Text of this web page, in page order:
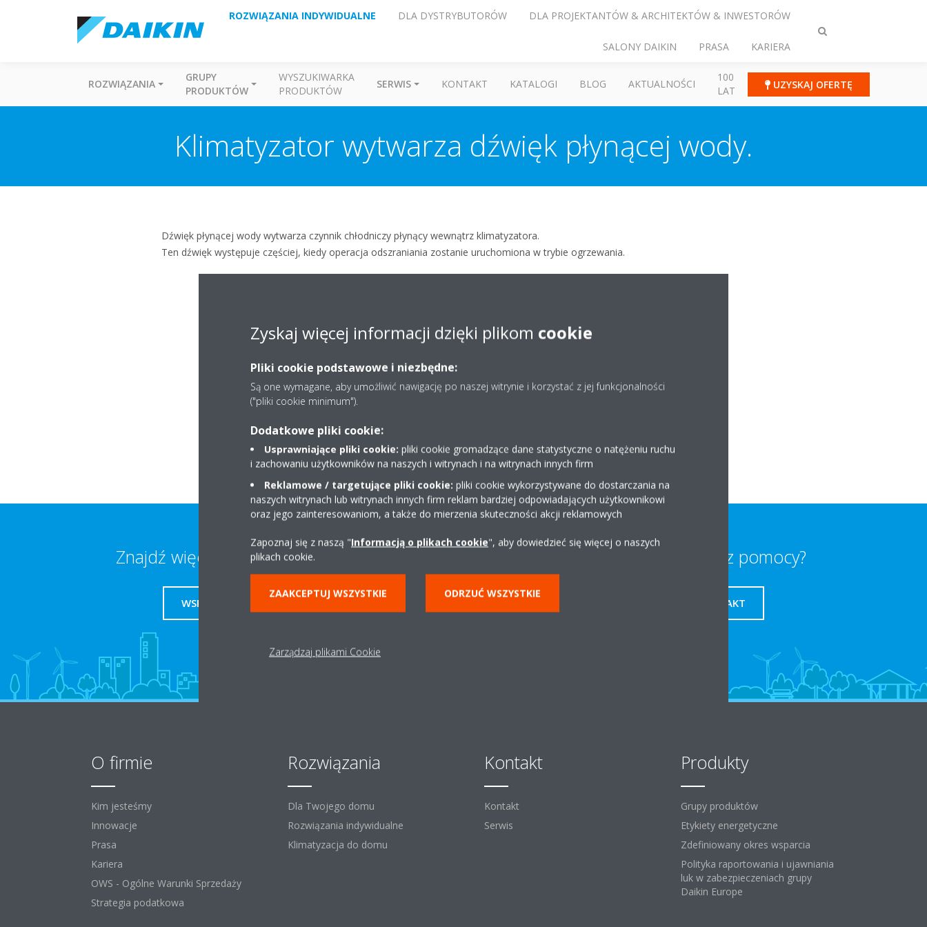
Przełącz
ROZWIĄZANIA INDYWIDUALNE DLA DYSTRYBUTORÓW DLA PROJEKTANTÓW & ARCHITEKTÓW & INWESTORÓW
SALONY DAIKIN PRASA KARIERA
ROZWIĄZANIA
GRUPY
PRODUKTÓW
WYSZUKIWARKA
PRODUKTÓW
SERWIS KONTAKT KATALOGI BLOG AKTUALNOŚCI
100
LAT
UZYSKAJ OFERTĘ
Klimatyzator wytwarza dźwięk płynącej wody.
Dźwięk płynącej wody wytwarza czynnik chłodniczy płynący wewnątrz klimatyzatora.
Ten dźwięk występuje częściej, kiedy operacja odszraniania zostanie uruchomiona w trybie ogrzewania.
Znajdź więcej informacji
WSPARCIE
Dystrybutor w okolicy Potrzebujesz pomocy?
KONTAKT
O firmie
Kim jesteśmy
Innowacje
Prasa
Kariera
OWS - Ogólne Warunki Sprzedaży
Strategia podatkowa
Rozwiązania
Dla Twojego domu
Rozwiązania indywidualne
Klimatyzacja do domu
Kontakt
Kontakt
Serwis
Produkty
Grupy produktów
Etykiety energetyczne
Zdefiniowany okres wsparcia
Polityka raportowania i ujawniania
luk w zabezpieczeniach grupy
Daikin Europe
Zyskaj więcej informacji dzięki plikom cookie
Pliki cookie podstawowe i niezbędne:
Są one wymagane, aby umożliwić nawigację po naszej witrynie i korzystać z jej funkcjonalności
("pliki cookie minimum").
Dodatkowe pliki cookie:
Usprawniające pliki cookie: pliki cookie gromadzące dane statystyczne o natężeniu ruchu
i zachowaniu użytkowników na naszych i witrynach i na witrynach innych firm
Reklamowe / targetujące pliki cookie: pliki cookie wykorzystywane do dostarczania na
naszych witrynach lub witrynach innych firm reklam bardziej odpowiadających użytkownikowi
oraz jego zainteresowaniom, a także do mierzenia skuteczności akcji reklamowych
Zapoznaj się z naszą "Informacją o plikach cookie", aby dowiedzieć się więcej o naszych
plikach cookie.
ZAAKCEPTUJ WSZYSTKIE ODRZUĆ WSZYSTKIE
Zarządzaj plikami Cookie